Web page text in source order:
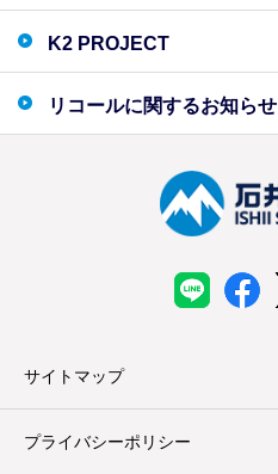
K2 PROJECT
リコールに関するお知らせ
サイトマップ
プライバシーポリシー